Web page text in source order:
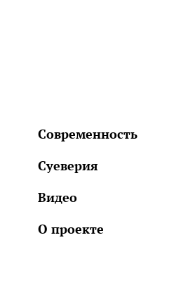
Современность
Суеверия
Видео
О проекте